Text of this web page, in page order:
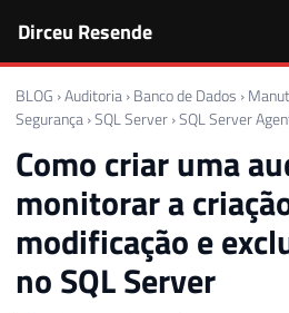
Dirceu Resende
BLOG ›Auditoria › Banco de Dados ›
Segurança ›SQL Server ›SQL Server
Como criar uma
monitorar a
modificação e
no SQL Server